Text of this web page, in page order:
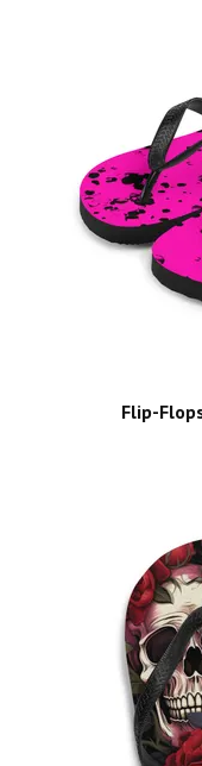
Flip-